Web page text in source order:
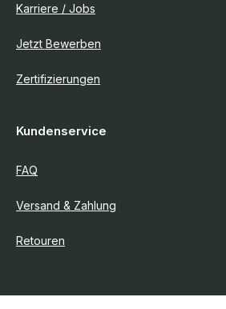
Karriere / Jobs
Jetzt Bewerben
Zertifizierungen
Kundenservice
FAQ
Versand & Zahlung
Retouren